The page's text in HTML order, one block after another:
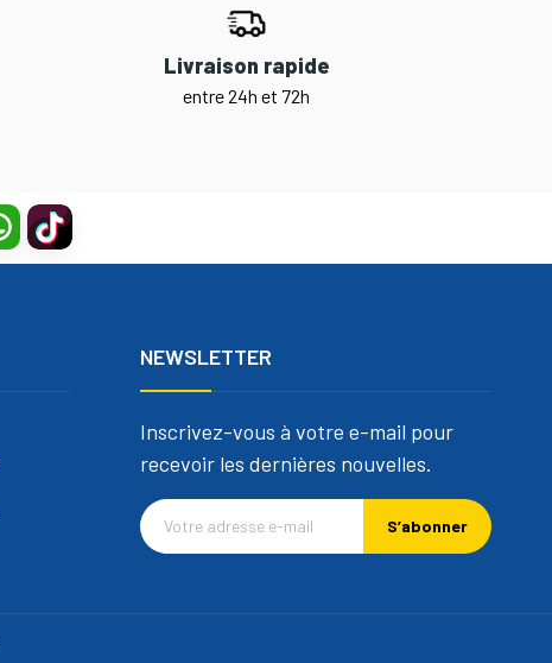
Livraison rapide
entre 24h et 72h
NEWSLETTER
Inscrivez-vous à votre e-mail pour
recevoir les dernières nouvelles.
S’abonner